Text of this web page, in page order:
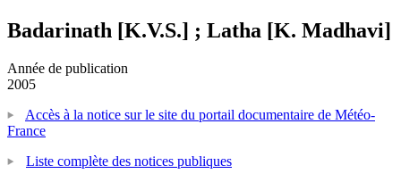
Badarinath [K.V.S.] ; Latha [K. Madhavi]
Année de publication
2005
Accès à la notice sur le site du portail documentaire de Météo-
France
Liste complète des notices publiques